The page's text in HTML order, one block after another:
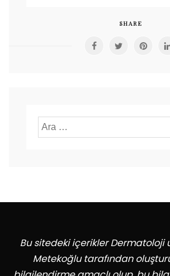
SHARE
Arama:
Bu sitedeki içerikler Dermatoloji
Metekoğlu tarafından